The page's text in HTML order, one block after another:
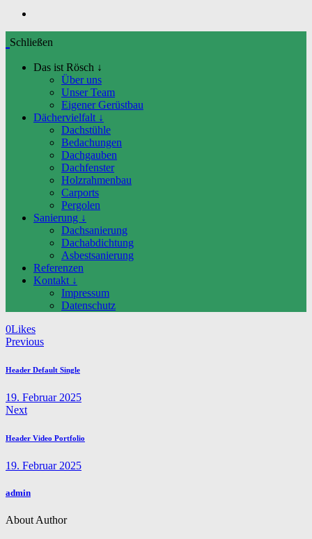
Schließen
Das ist Rösch ↓
Über uns
Unser Team
Eigener Gerüstbau
Dächervielfalt ↓
Dachstühle
Bedachungen
Dachgauben
Dachfenster
Holzrahmenbau
Carports
Pergolen
Sanierung ↓
Dachsanierung
Dachabdichtung
Asbestsanierung
Referenzen
Kontakt ↓
Impressum
Datenschutz
0LikesTwitter
Facebook
Email
Copy
URL
clipboard
Beitragsnavigation
Previous
Header Default Single
19. Februar 2025
Next
Header Video Portfolio
19. Februar 2025
admin
About Author